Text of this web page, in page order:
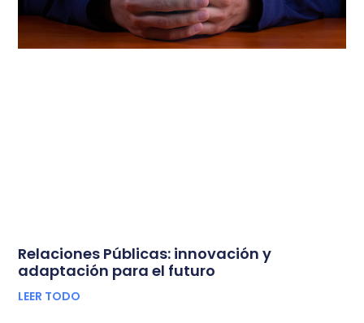
Relaciones Públicas: innovación y
adaptación para el futuro
LEER TODO